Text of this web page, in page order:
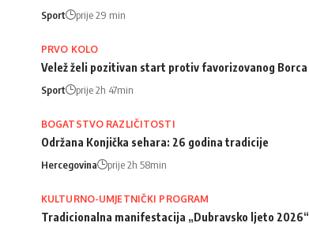
Sport prije 29 min
PRVO KOLO
Velež želi pozitivan start protiv favorizovanog Borca
Sport prije 2h 47min
BOGATSTVO RAZLIČITOSTI
Održana Konjička sehara: 26 godina tradicije
Hercegovina prije 2h 58min
KULTURNO-UMJETNIČKI PROGRAM
Tradicionalna manifestacija „Dubravsko ljeto 2026“